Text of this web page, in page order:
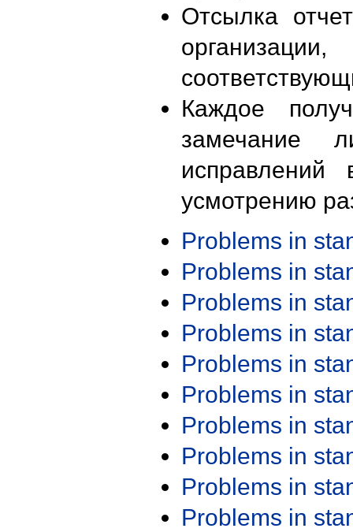
Отсылка
Каждое
замечание
исправлений
усмотрению
Problems in
Problems in
Problems in
Problems in
Problems in
Problems in
Problems in
Problems in
Problems in
Problems in